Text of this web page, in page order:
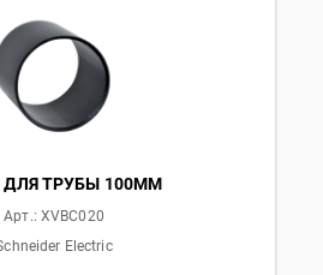
ДЛЯ ТРУБЫ 100ММ
Арт.: XVBC020
Electric